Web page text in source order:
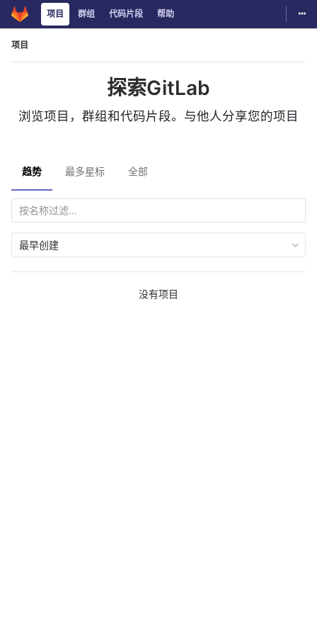
Skip to content
项目 群组 代码片段 帮助 切
项目
探索GitLab
浏览项目，群组和代码片段。与他人分享您的项目
趋势 最多星标 全部
最早创建
没有项目